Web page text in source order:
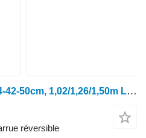
Bomet U052 3, korpus: 34-42-50cm, 1,02/1,26/1,50m Leo
réversible